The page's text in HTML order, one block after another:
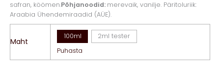
safran, köömen.Põhjanoodid: merevaik, vanilje. Päritoluriik:
Araabia Ühendemiraadid (AÜE).
Maht
100ml
2ml tester
Puhasta